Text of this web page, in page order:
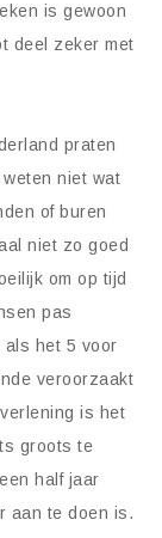
is gewoon
deel zeker met
praten
niet wat
of buren
niet zo goed
om op tijd
pas
als het 5 voor
veroorzaakt
is het
groots te
half jaar
aan te doen is.